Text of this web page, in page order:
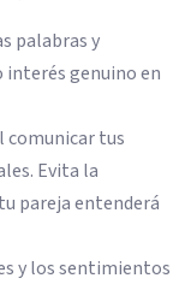
palabras y
genuino en
comunicar tus
Evita la
pareja entenderá
y los sentimientos